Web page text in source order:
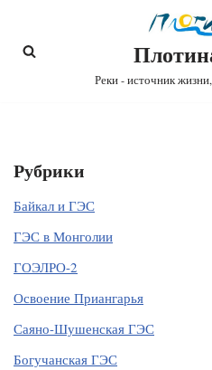
Перейти
Реки - источник
Рубрики
Байкал и ГЭС
ГЭС в Монголии
ГОЭЛРО-2
Освоение Приангарья
Саяно-Шушенская ГЭС
Богучанская ГЭС